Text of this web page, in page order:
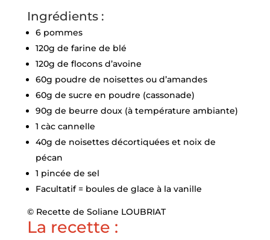
© Recette de Soliane LOUBRIAT
La recette :
Ingrédients :
6 pommes
120g de farine de blé
120g de flocons d’avoine
60g poudre de noisettes ou d’amandes
60g de sucre en poudre (cassonade)
90g de beurre doux (à température ambiante)
1 càc cannelle
40g de noisettes décortiquées et noix de
pécan
1 pincée de sel
Facultatif = boules de glace à la vanille